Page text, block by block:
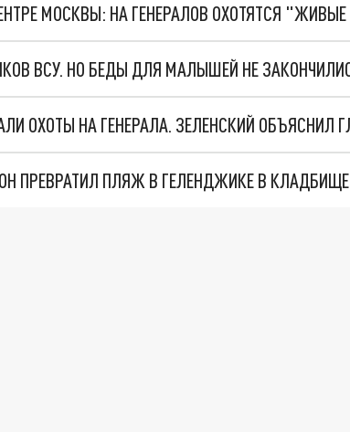
МОСКВЫ: НА ГЕНЕРАЛОВ ОХОТЯТСЯ
ВСУ. НО БЕДЫ ДЛЯ МАЛЫШЕЙ НЕ
ПРЕВРАТИЛ ПЛЯЖ В ГЕЛЕНДЖИКЕ В КЛАДБИЩЕ